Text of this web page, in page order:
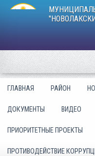
ГЛАВНАЯ РАЙОН
ДОКУМЕНТЫ ВИДЕО
ПРИОРИТЕТНЫЕ ПРОЕКТЫ
ПРОТИВОДЕЙСТВИЕ